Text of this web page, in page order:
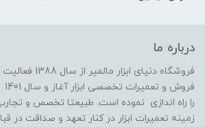
درباره ما
فروشگاه دنیای
را راه اندازی نموده است. طبیعتا تخصص و
زمینه تعمیرات ابزار در کنار تعهد و صداقت در